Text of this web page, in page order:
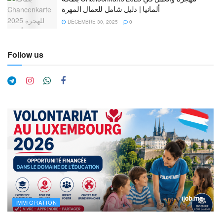
ألمانيا | دليل شامل للعمال المهرة
DÉCEMBRE 30, 2025 0
Follow us
IMMIGRATION